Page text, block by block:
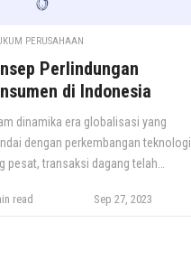
PERUSAHAAN
Perlindungan
di Indonesia
dinamika era globalisasi yang
dengan perkembangan teknologi
pesat, transaksi dagang telah
tahapan dari promosi hingga
read Sep 27, 2023